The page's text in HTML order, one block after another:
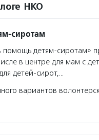
НКО
сиротам
детям-сиротам»
в центре для мам с
детей-сирот,…
вариантов